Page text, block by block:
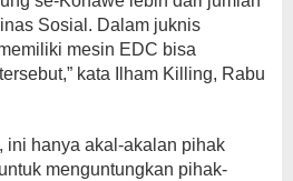
Sosial. Dalam juknis
mesin EDC bisa
kata Ilham Killing, Rabu
ini hanya akal-akalan pihak
menguntungkan pihak-